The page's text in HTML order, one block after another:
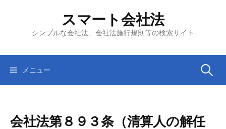
ツ
スマート会社法
シンプルな会社法、会社法施行規則等の検索サイト
メニュー 検
会社法第８９３条（清算人の解任